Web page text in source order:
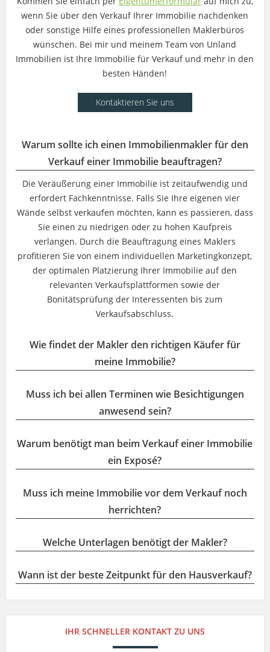
wenn Sie über den Verkauf Ihrer Immobilie nachdenken
oder sonstige Hilfe eines professionellen Maklerbüros
wünschen. Bei mir und meinem Team von Unland
Immobilien ist Ihre Immobilie für Verkauf und mehr in den
besten Händen!
Kontaktieren Sie uns
Warum sollte ich einen Immobilienmakler für den
Verkauf einer Immobilie beauftragen?
Die Veräußerung einer Immobilie ist zeitaufwendig und
erfordert Fachkenntnisse. Falls Sie Ihre eigenen vier
Wände selbst verkaufen möchten, kann es passieren, dass
Sie einen zu niedrigen oder zu hohen Kaufpreis
verlangen. Durch die Beauftragung eines Maklers
profitieren Sie von einem individuellen Marketingkonzept,
der optimalen Platzierung Ihrer Immobilie auf den
relevanten Verkaufsplattformen sowie der
Bonitätsprüfung der Interessenten bis zum
Verkaufsabschluss.
Wie findet der Makler den richtigen Käufer für
meine Immobilie?
Muss ich bei allen Terminen wie Besichtigungen
anwesend sein?
Warum benötigt man beim Verkauf einer Immobilie
ein Exposé?
Muss ich meine Immobilie vor dem Verkauf noch
herrichten?
Welche Unterlagen benötigt der Makler?
Wann ist der beste Zeitpunkt für den Hausverkauf?
IHR SCHNELLER KONTAKT ZU UNS